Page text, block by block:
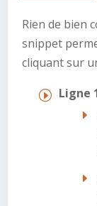
Rien de bien
snippet
cliquant sur
Ligne